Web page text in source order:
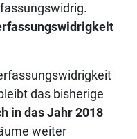
das bisherige
in das Jahr 2018
weiter